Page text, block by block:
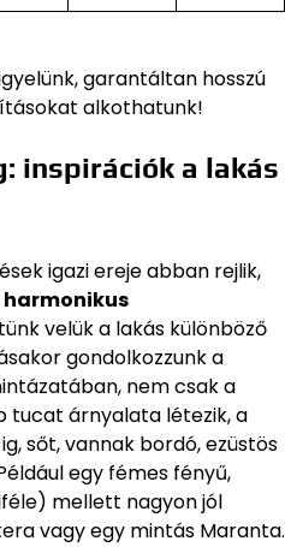
garantáltan hosszú
alkothatunk!
inspirációk a lakás
igazi ereje abban rejlik,
velük a lakás különböző
gondolkozzunk a
nem csak a
tucat árnyalata létezik, a
sőt, vannak bordó, ezüstös
egy fémes fényű,
mellett nagyon jól
vagy egy mintás Maranta.